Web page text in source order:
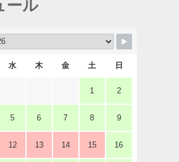
ール
水 木 金 土 日
1 2
5 6 7 8 9
12 13 14 15 16